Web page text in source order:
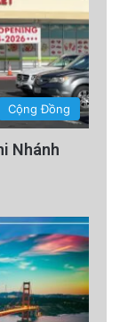
Cộng Đồng
Nhánh